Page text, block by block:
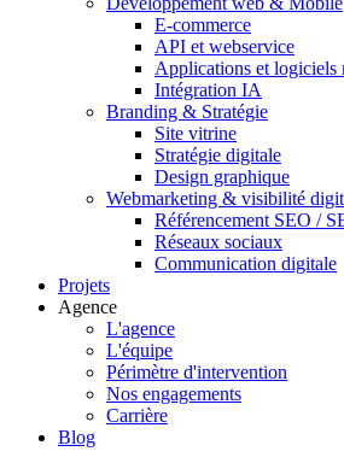
E-commerce
API et webservice
Applications et logiciels
Intégration IA
Branding & Stratégie
Site vitrine
Stratégie digitale
Design graphique
Webmarketing & visibilité
Référencement SEO /
Réseaux sociaux
Communication digitale
Projets
Agence
L'agence
L'équipe
Périmètre d'intervention
Nos engagements
Carrière
Blog